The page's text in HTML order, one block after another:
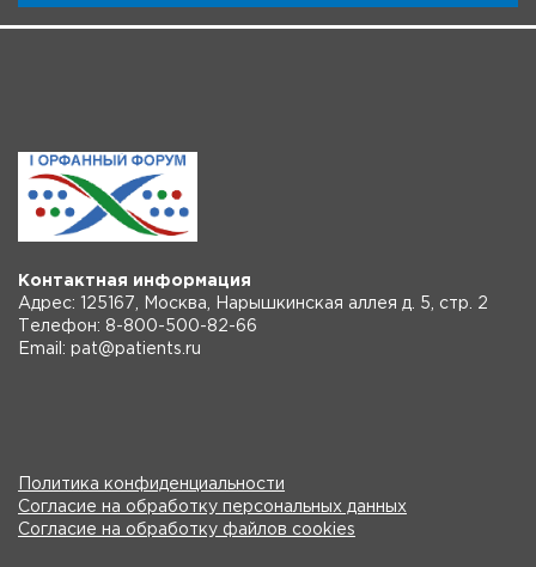
Трансляции
Контактная информация
Адрес: 125167, Москва, Нарышкинская аллея д. 5, стр. 2
Телефон: 8-800-500-82-66
Email: pat@patients.ru
Политика конфиденциальности
Согласие на обработку персональных данных
Согласие на обработку файлов cookies